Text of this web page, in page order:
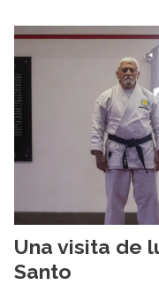
Una visita de
Santo